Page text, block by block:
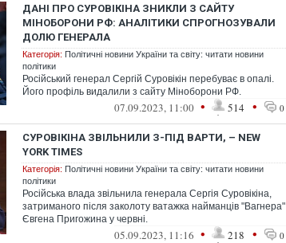
ДАНІ ПРО СУРОВІКІНА ЗНИКЛИ З САЙТУ
МІНОБОРОНИ РФ: АНАЛІТИКИ СПРОГНОЗУВАЛИ
ДОЛЮ ГЕНЕРАЛА
Категорія: Політичні новини України та світу: читати новини
політики
Російський генерал Сергій Суровікін перебуває в опалі.
Його профіль видалили з сайту Міноборони РФ.
07.09.2023, 11:00 • 514 • 0
СУРОВІКІНА ЗВІЛЬНИЛИ З-ПІД ВАРТИ, – NEW
YORK TIMES
Категорія: Політичні новини України та світу: читати новини
політики
Російська влада звільнила генерала Сергія Суровікіна,
затриманого після заколоту ватажка найманців "Вагнера"
Євгена Пригожина у червні.
05.09.2023, 11:16 • 218 • 0